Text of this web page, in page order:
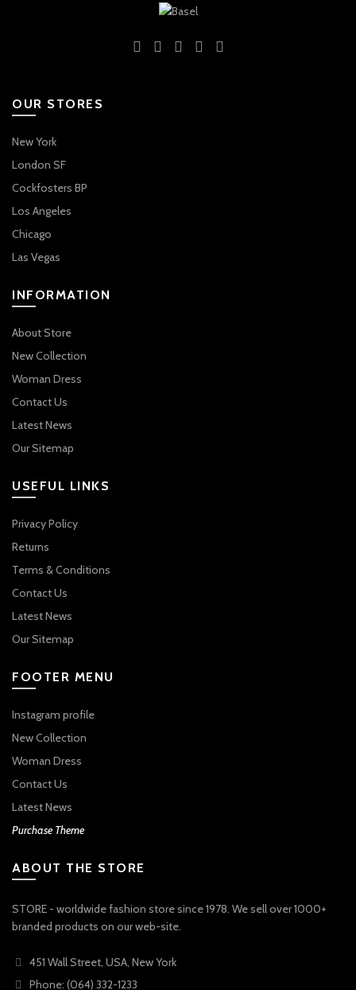
OUR STORES
New York
London SF
Cockfosters BP
Los Angeles
Chicago
Las Vegas
INFORMATION
About Store
New Collection
Woman Dress
Contact Us
Latest News
Our Sitemap
USEFUL LINKS
Privacy Policy
Returns
Terms & Conditions
Contact Us
Latest News
Our Sitemap
FOOTER MENU
Instagram profile
New Collection
Woman Dress
Contact Us
Latest News
Purchase Theme
ABOUT THE STORE
STORE - worldwide fashion store since 1978. We sell over 1000+
branded products on our web-site.
451 Wall Street, USA, New York
Phone: (064) 332-1233